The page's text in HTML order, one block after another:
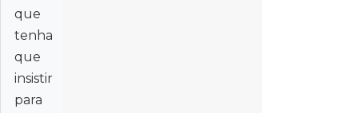
que
tenha
que
insistir
para